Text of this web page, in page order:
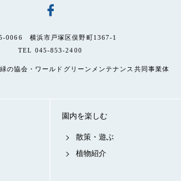
0066 横浜市戸塚区俣野町1367-1
TEL 045-853-2400
の協会・ワールドグリーンメンテナンス共同事業体
園内を楽しむ
散策・遊ぶ
植物紹介